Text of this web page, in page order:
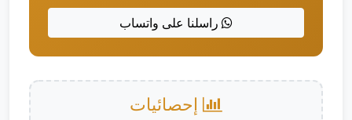
راسلنا على واتساب
إحصائيات